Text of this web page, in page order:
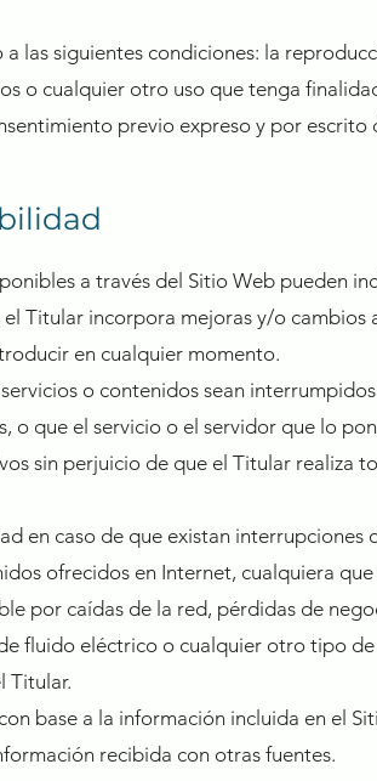
las siguientes condiciones: la
o cualquier otro uso que tenga
previo expreso y por escrito
a través del Sitio Web pueden
Titular incorpora mejoras y/o cambios
en cualquier momento.
o contenidos sean
o que el servicio o el servidor que lo
sin perjuicio de que el Titular realiza
en caso de que existan interrupciones
ofrecidos en Internet, cualquiera que
por caídas de la red, pérdidas de
fluido eléctrico o cualquier otro tipo
Titular.
base a la información incluida en el
recibida con otras fuentes.